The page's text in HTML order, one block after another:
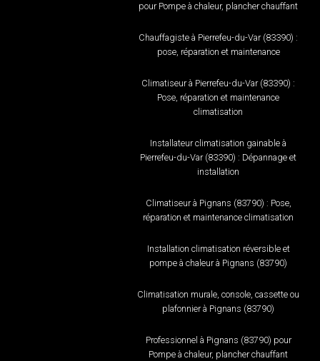
pour Pompe à chaleur, plancher chauffant
Chauffagiste à Pierrefeu-du-Var (83390) :
pose, réparation et maintenance
Climatiseur à Pierrefeu-du-Var (83390) :
Pose, réparation et maintenance
climatisation
Installateur climatisation gainable à
Pierrefeu-du-Var (83390) : Dépannage et
installation
Climatiseur à Pignans (83790) : Pose,
réparation et maintenance climatisation
Installation climatisation réversible et
pompe à chaleur à Pignans (83790)
Climatisation murale, console, cassette ou
plafonnier à Pignans (83790)
Professionnel à Pignans (83790) pour
Pompe à chaleur, plancher chauffant